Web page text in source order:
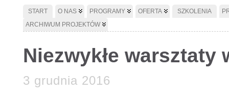
START O NAS PROGRAMY OFERTA SZKOLENIA
ARCHIWUM PROJEKTÓW
Niezwykłe warsztaty
3 grudnia 2016